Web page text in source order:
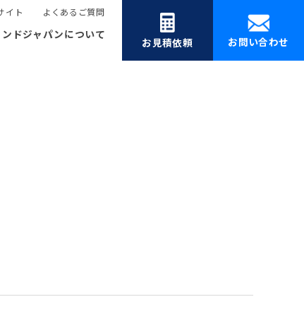
イト よくあるご質問
ドジャパンについて
お見積依頼 お問い合わせ